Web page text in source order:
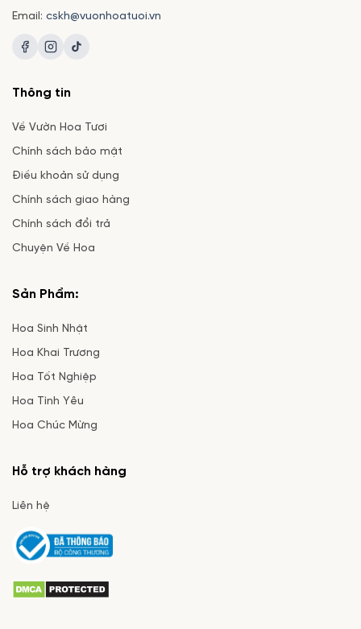
Email: cskh@vuonhoatuoi.vn
Thông tin
Về Vườn Hoa Tươi
Chính sách bảo mật
Điều khoản sử dụng
Chính sách giao hàng
Chính sách đổi trả
Chuyện Về Hoa
Sản Phẩm:
Hoa Sinh Nhật
Hoa Khai Trương
Hoa Tốt Nghiệp
Hoa Tình Yêu
Hoa Chúc Mừng
Hỗ trợ khách hàng
Liên hệ